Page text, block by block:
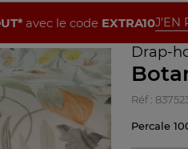
le code EXTRA10 J'en profite
avec le codeEXTRA10J'EN
Drap-
Réf :
Percale